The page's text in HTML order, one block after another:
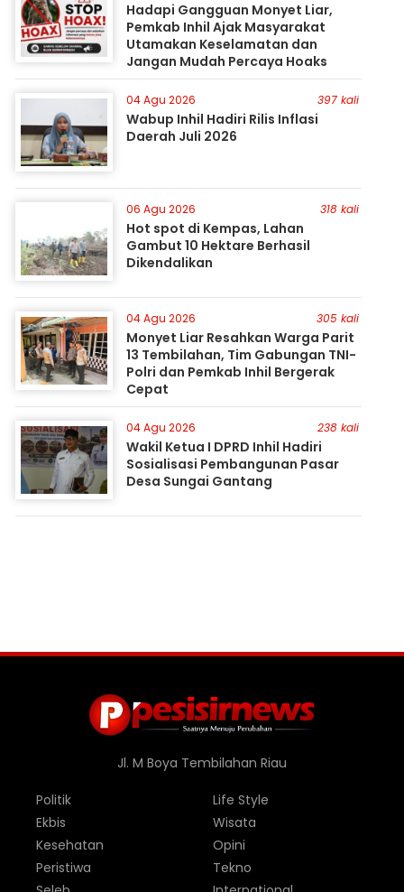
Hadapi Gangguan Monyet Liar,
Pemkab Inhil Ajak Masyarakat
Utamakan Keselamatan dan
Jangan Mudah Percaya Hoaks
04 Agu 2026 397 kali
Wabup Inhil Hadiri Rilis Inflasi
Daerah Juli 2026
06 Agu 2026 318 kali
Hot spot di Kempas, Lahan
Gambut 10 Hektare Berhasil
Dikendalikan
04 Agu 2026 305 kali
Monyet Liar Resahkan Warga Parit
13 Tembilahan, Tim Gabungan TNI-
Polri dan Pemkab Inhil Bergerak
Cepat
04 Agu 2026 238 kali
Wakil Ketua I DPRD Inhil Hadiri
Sosialisasi Pembangunan Pasar
Desa Sungai Gantang
Jl. M Boya Tembilahan Riau
Politik
Ekbis
Kesehatan
Peristiwa
Life Style
Wisata
Opini
Tekno